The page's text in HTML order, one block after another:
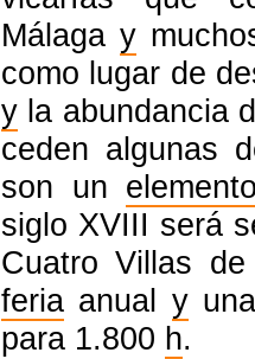
Málaga y
como lugar de
y la abundancia
ceden algunas
son un
siglo XVIII será
Cuatro Villas
feria anual yuna
para 1.800 h.